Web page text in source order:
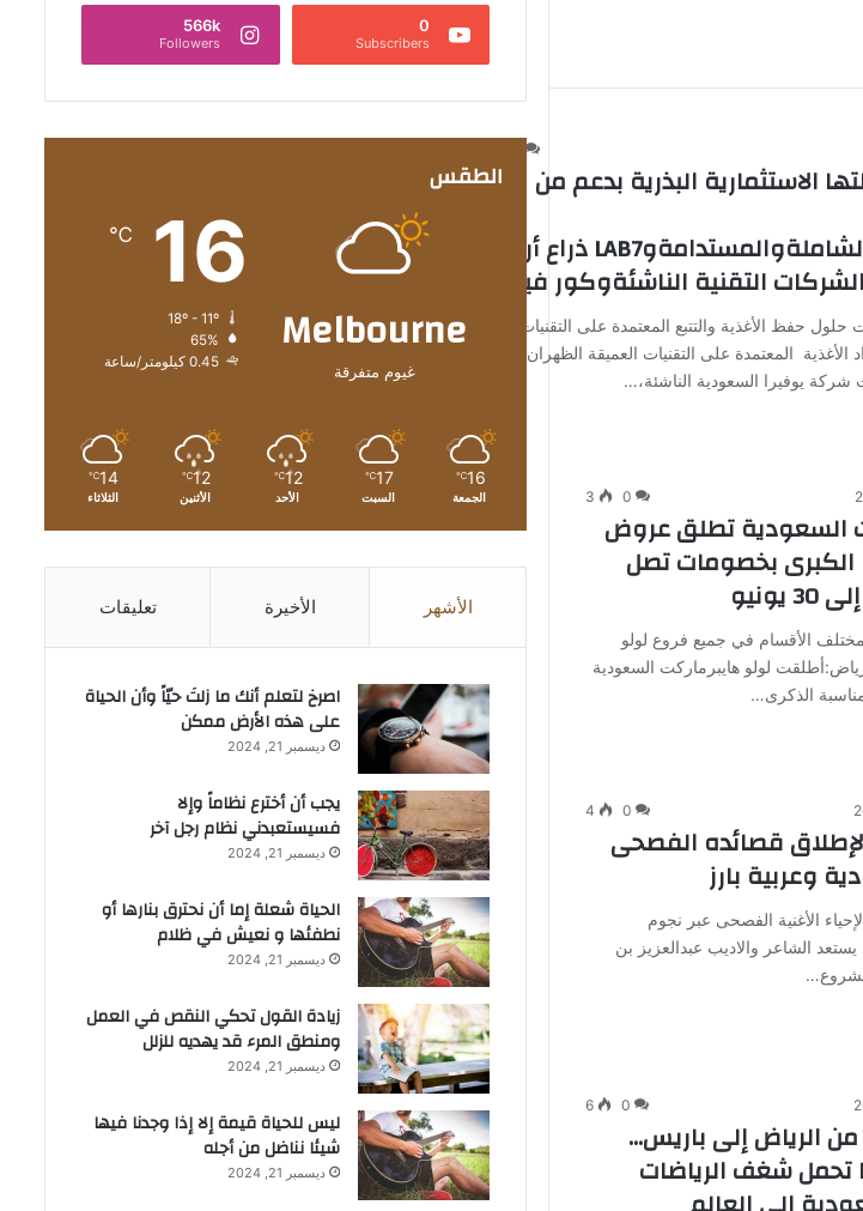
الاستثمارية البذرية بدعم من
ستانليللمشاريعالشاملةوالمستدامةوLAB7 ذراع أرامكو
التقنية الناشئةوكور فيجن
حلول حفظ الأغذية والتتبع المعتمدة على التقنيات
المعتمدة على التقنيات العميقة الظهران، البوابة
شركة يوفيرا السعودية الناشئة،…
0
3
السعودية تطلق عروض
الكبرى بخصومات تصل
الأقسام في جميع فروع لولو
لولو هايبرماركت السعودية
الذكرى…
0
4
قصائده الفصحى
وعربية بارز
الأغنية الفصحى عبر نجوم
يستعد الشاعر والاديب عبدالعزيز بن
0
6
الرياض إلى باريس…
تحمل شغف الرياضات
0
Subscribers
566k
Followers
الطقس
Melbourne
غيوم متفرقة
16
℃
65%
0.45 كيلومتر/ساعة
16
℃
الجمعة
17
℃
السبت
12
℃
الأحد
12
℃
الأثنين
14
℃
الثلاثاء
الأشهر الأخيرة تعليقات
‫اصرخ لتعلم أنك ما زلتَ حيّاً وأن الحياة
على هذه الأرض ممكن
ديسمبر 21, 2024
يجب أن أخترع نظاماً وإلا
فسيستعبدني نظام رجل آخر
ديسمبر 21, 2024
الحياة شعلة إما أن نحترق بنارها أو
نطفئها و نعيش في ظلام
ديسمبر 21, 2024
زيادة القول تحكي النقص في العمل
ومنطق المرء قد يهديه للزلل
ديسمبر 21, 2024
ليس للحياة قيمة إلا إذا وجدنا فيها
شيئا نناضل من أجله
ديسمبر 21, 2024